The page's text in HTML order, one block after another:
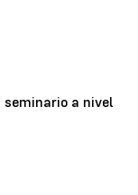
seminario a nivel